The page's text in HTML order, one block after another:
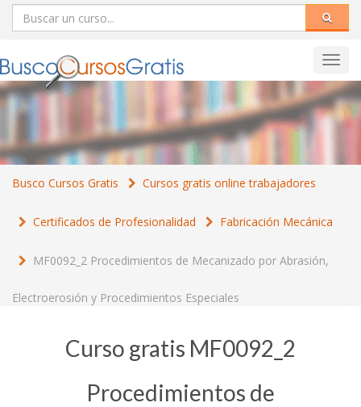
Busco Cursos Gratis Cursos gratis online trabajadores
Certificados de Profesionalidad Fabricación Mecánica
MF0092_2 Procedimientos de Mecanizado por Abrasión,
Electroerosión y Procedimientos Especiales
Curso gratis MF0092_2
Procedimientos de